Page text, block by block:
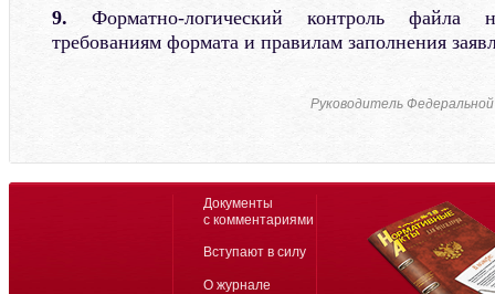
9. Форматно-логический контроль файла
требованиям формата и правилам заполнения
Руководитель
Документы
с комментариями
Вступают в силу
О журнале